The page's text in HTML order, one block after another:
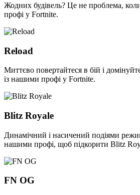
Жодних будівель? Це не проблема,
профі у Fortnite.
Reload
Миттєво повертайтеся в бій і
із нашими профі у Fortnite.
Blitz Royale
Динамічний і насичений подіями
нашими профі, щоб підкорити Blitz
FN OG